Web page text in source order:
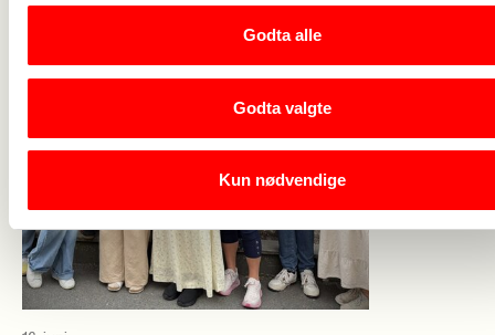
Godta alle
Godta valgte
Kun nødvendige
3. mars 2022